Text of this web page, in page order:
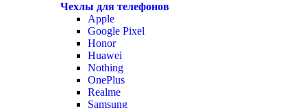
Чехлы для телефонов
Apple
Google Pixel
Honor
Huawei
Nothing
OnePlus
Realme
Samsung